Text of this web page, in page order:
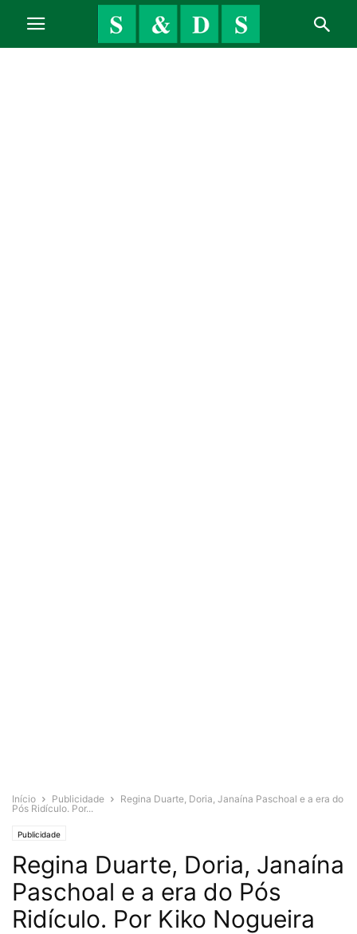
Início Publicidade
Regina Duarte, Doria, Janaína Paschoal e a era do
Pós Ridículo. Por...
Publicidade
Regina Duarte, Doria, Janaína
Paschoal e a era do Pós
Ridículo. Por Kiko Nogueira